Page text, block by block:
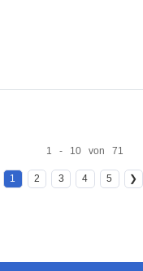
1 - 10 von 71
1 2 3 4 5 ❯